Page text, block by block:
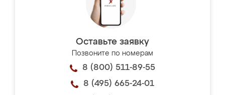
Оставьте заявку
Позвоните по номерам
8 (800) 511-89-55
8 (495) 665-24-01